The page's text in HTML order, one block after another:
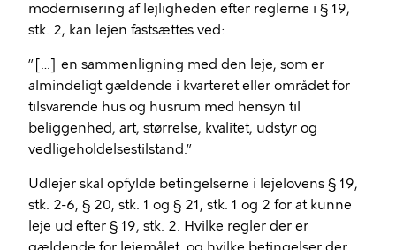
modernisering af lejligheden efter reglerne i § 19,
stk. 2, kan lejen fastsættes ved:
”[…] en sammenligning med den leje, som er
almindeligt gældende i kvarteret eller området for
tilsvarende hus og husrum med hensyn til
beliggenhed, art, størrelse, kvalitet, udstyr og
vedligeholdelsestilstand.”
Udlejer skal opfylde betingelserne i lejelovens § 19,
stk. 2-6, § 20, stk. 1 og § 21, stk. 1 og 2 for at kunne
leje ud efter § 19, stk. 2. Hvilke regler der er